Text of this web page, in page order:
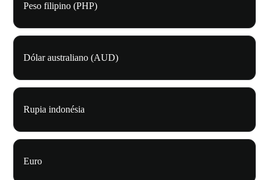
Peso filipino (PHP)
Dólar australiano (AUD)
Rupia indonésia
Euro